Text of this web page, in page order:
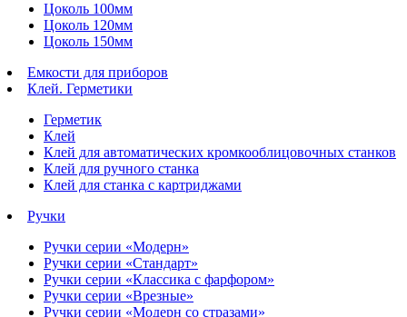
Цоколь 100мм
Цоколь 120мм
Цоколь 150мм
Емкости для приборов
Клей. Герметики
Герметик
Клей
Клей для автоматических кромкооблицовочных станков
Клей для ручного станка
Клей для станка с картриджами
Ручки
Ручки серии «Модерн»
Ручки серии «Стандарт»
Ручки серии «Классика с фарфором»
Ручки серии «Врезные»
Ручки серии «Модерн со стразами»